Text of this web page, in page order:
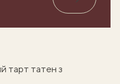
тарт татен з